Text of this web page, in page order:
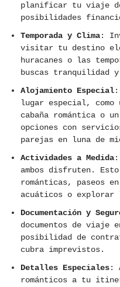
planificar tu viaje
posibilidades
Temporada y Clima:
visitar tu destino
huracanes o las
buscas tranquilidad
Alojamiento Especial:
lugar especial,
cabaña romántica o
opciones con
parejas en luna de
Actividades a Medida
ambos disfruten.
románticas, paseos
acuáticos o
Documentación y
documentos de viaje
posibilidad de
cubra imprevistos.
Detalles Especiales:
románticos a tu